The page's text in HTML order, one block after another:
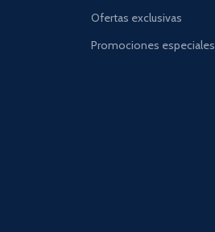
Ofertas exclusivas
Promociones especiales